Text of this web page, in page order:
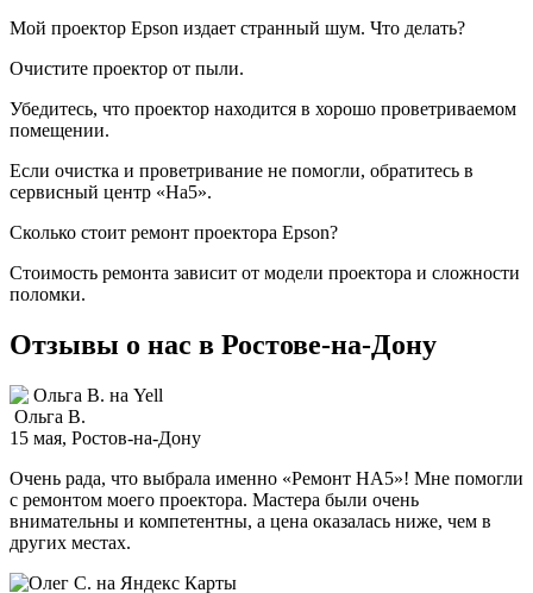
Мой проектор Epson издает странный шум. Что делать?
Очистите проектор от пыли.
Убедитесь, что проектор находится в хорошо проветриваемом
помещении.
Если очистка и проветривание не помогли, обратитесь в
сервисный центр «На5».
Сколько стоит ремонт проектора Epson?
Стоимость ремонта зависит от модели проектора и сложности
поломки.
Отзывы о нас в Ростове-на-Дону
Ольга В.
15 мая, Ростов-на-Дону
Очень рада, что выбрала именно «Ремонт НА5»! Мне помогли
с ремонтом моего проектора. Мастера были очень
внимательны и компетентны, а цена оказалась ниже, чем в
других местах.